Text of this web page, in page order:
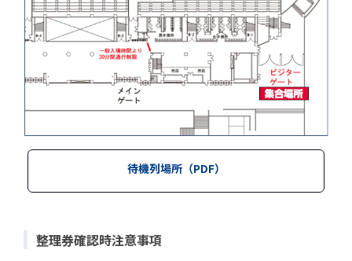
待機列場所（PDF）
整理券確認時注意事項